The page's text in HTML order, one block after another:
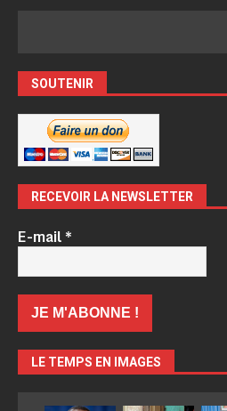
SOUTENIR
RECEVOIR LA NEWSLETTER
E-mail*
LE TEMPS EN IMAGES